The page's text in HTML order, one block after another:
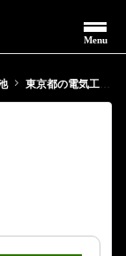
Menu
東京都の電気工事・蓄電池